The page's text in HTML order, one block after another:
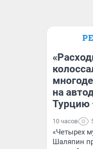
на
Турцию
10 часов
«Четырех
Шаляпин